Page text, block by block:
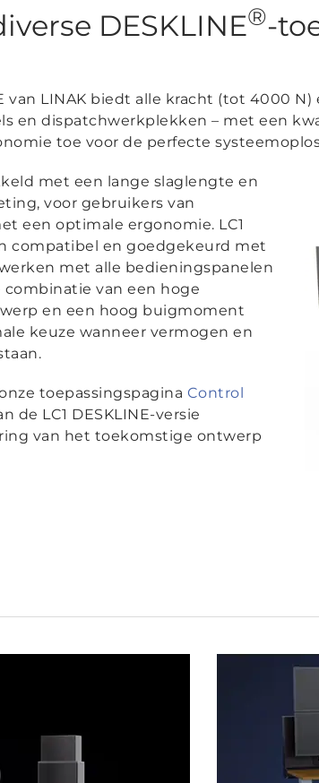
DESKLINE®-
van LINAK biedt alle kracht (tot 4000
en dispatchwerkplekken – met een
toe voor de perfecte
met een lange slaglengte en
voor gebruikers van
een optimale ergonomie. LC1
compatibel en goedgekeurd met
met alle bedieningspanelen
combinatie van een hoge
en een hoog buigmoment
keuze wanneer vermogen en
toepassingspagina Control
de LC1 DESKLINE-versie
van het toekomstige ontwerp